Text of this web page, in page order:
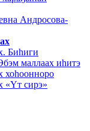
Андросова-
Биһиги
маллаах иһитэ
хоһоонноро
«Үт сирэ»